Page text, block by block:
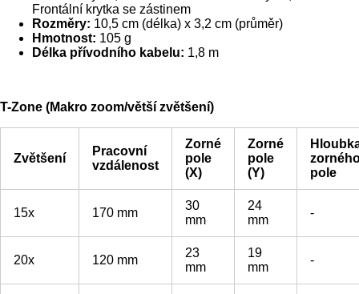
Frontální krytka se zástinem
Rozměry: 10,5 cm (délka) x 3,2 cm (průměr)
Hmotnost: 105 g
Délka přívodního kabelu: 1,8 m
T-Zone (Makro zoom/větší zvětšení)
Zvětšení
Pracovní
vzdálenost
Zorné
pole
(X)
Zorné
pole
(Y)
pole
15x 170 mm
30
mm
24
mm
-
20x 120 mm
23
mm
19
mm
-